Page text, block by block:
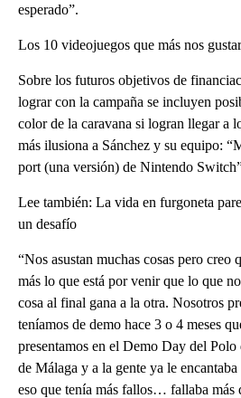
esperado”.
Los 10 videojuegos que más nos
Sobre los futuros objetivos de
lograr con la campaña se incluyen
color de la caravana si logran llegar a
más ilusiona a Sánchez y su equipo:
port (una versión) de Nintendo
Lee también: La vida en furgoneta
un desafío
“Nos asustan muchas cosas pero creo
más lo que está por venir que lo que
cosa al final gana a la otra. Nosotros
teníamos de demo hace 3 o 4 meses
presentamos en el Demo Day del
de Málaga y a la gente ya le
eso que tenía más fallos… fallaba más